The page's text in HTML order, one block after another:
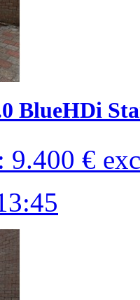
BlueHDi
9.400 €